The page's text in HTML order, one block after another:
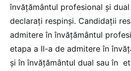
învățământul profesional și
declarați respinși. Candidații
admitere în învățământul
etapa a II-a de admitere în
și în învățământul dual sau în